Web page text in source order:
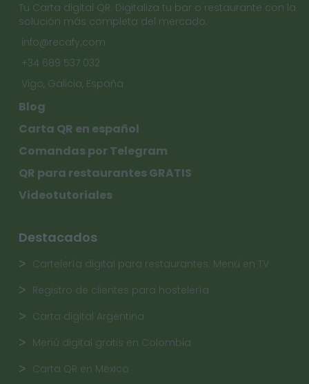
Tu Carta digital QR. Digitaliza tu bar o restaurante con la
solución más completa del mercado.
info@recafy.com
+34 689 537 032
Vigo, Galicia, España
Blog
Carta QR en español
Comandas por Telegram
QR para restaurantes GRATIS
Videotutoriales
Destacados
Cartelería digital para restaurantes. Menú en TV
Registro de clientes para hostelería
Carta digital Argentina
Menú digital gratis en Colombia
Carta QR en México